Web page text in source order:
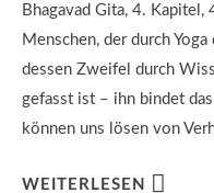
Bhagavad Gita, 4. Kapitel,
Menschen, der durch
dessen Zweifel durch
gefasst ist – ihn bindet
können uns lösen von
WEITERLESEN